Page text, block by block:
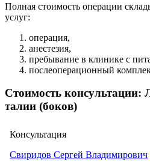
Полная стоимость операции
услуг:
операция,
анестезия,
пребывание в клинике с
послеоперационный
Стоимость консультации:
талии (боков)
Консультация
Свиридов Сергей Владимирович